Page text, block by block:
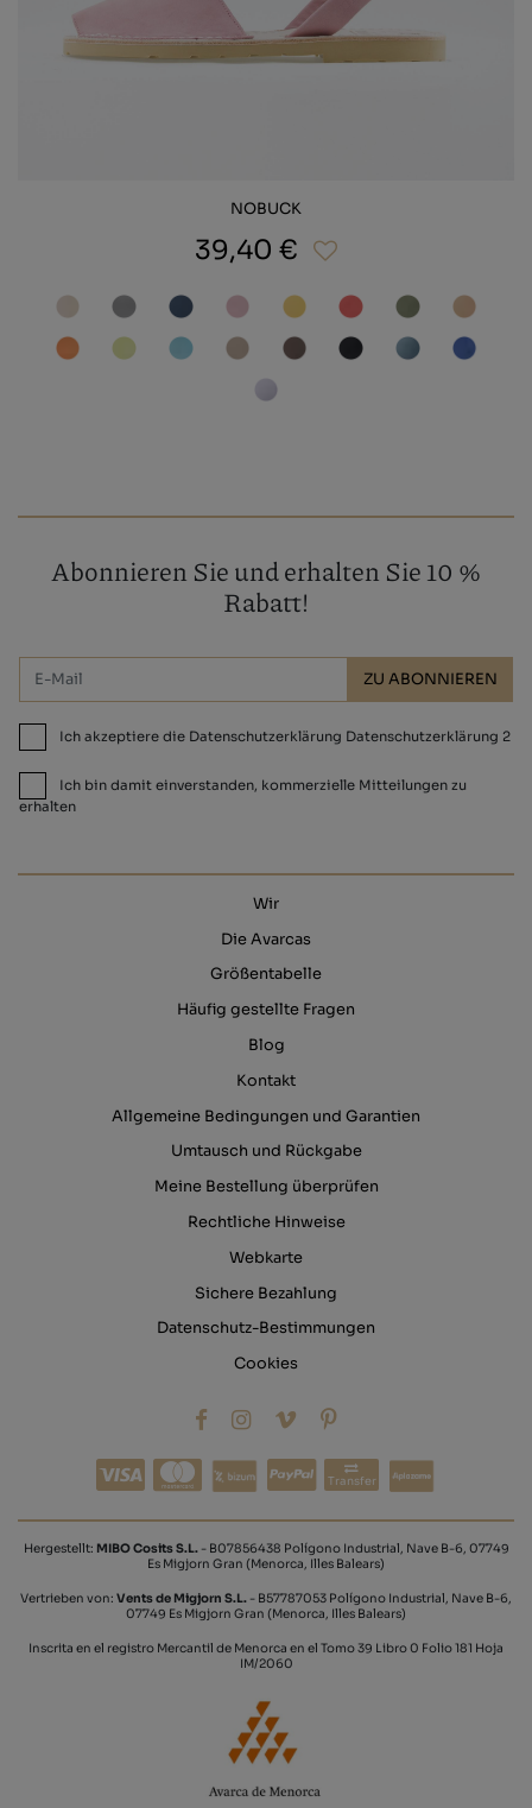
NOBUCK
39,40 €
Abonnieren Sie und erhalten Sie 10 %
Rabatt!
ZU ABONNIEREN
Ich akzeptiere die Datenschutzerklärung Datenschutzerklärung 2
Ich bin damit einverstanden, kommerzielle Mitteilungen zu
erhalten
Wir
Die Avarcas
Größentabelle
Häufig gestellte Fragen
Blog
Kontakt
Allgemeine Bedingungen und Garantien
Umtausch und Rückgabe
Meine Bestellung überprüfen
Rechtliche Hinweise
Webkarte
Sichere Bezahlung
Datenschutz-Bestimmungen
Cookies
Transfer
Hergestellt: MIBO Cosits S.L.- B07856438 Polígono Industrial, Nave B-6, 07749
Es Migjorn Gran (Menorca, Illes Balears)
Vertrieben von: Vents de Migjorn S.L. - B57787053 Polígono Industrial, Nave B-6,
07749 Es Migjorn Gran (Menorca, Illes Balears)
Inscrita en el registro Mercantil de Menorca en el Tomo 39 Libro 0 Folio 181 Hoja
IM/2060